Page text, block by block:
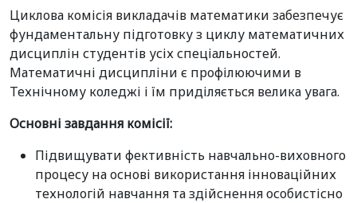
Циклова комісія викладачів математики забезпечує
фундаментальну підготовку з циклу математичних
дисциплін студентів усіх спеціальностей.
Математичні дисципліни є профілюючими в
Технічному коледжі і їм приділяється велика увага.
Основні завдання комісії:
Підвищувати фективність навчально-виховного
процесу на основі використання інноваційних
технологій навчання та здійснення особистісно